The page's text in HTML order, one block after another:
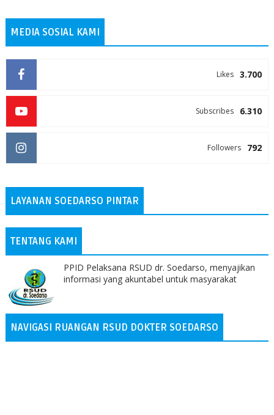
MEDIA SOSIAL KAMI
3.700
Likes
6.310
Subscribes
792
Followers
LAYANAN SOEDARSO PINTAR
TENTANG KAMI
PPID Pelaksana RSUD dr. Soedarso, menyajikan
informasi yang akuntabel untuk masyarakat
NAVIGASI RUANGAN RSUD DOKTER SOEDARSO